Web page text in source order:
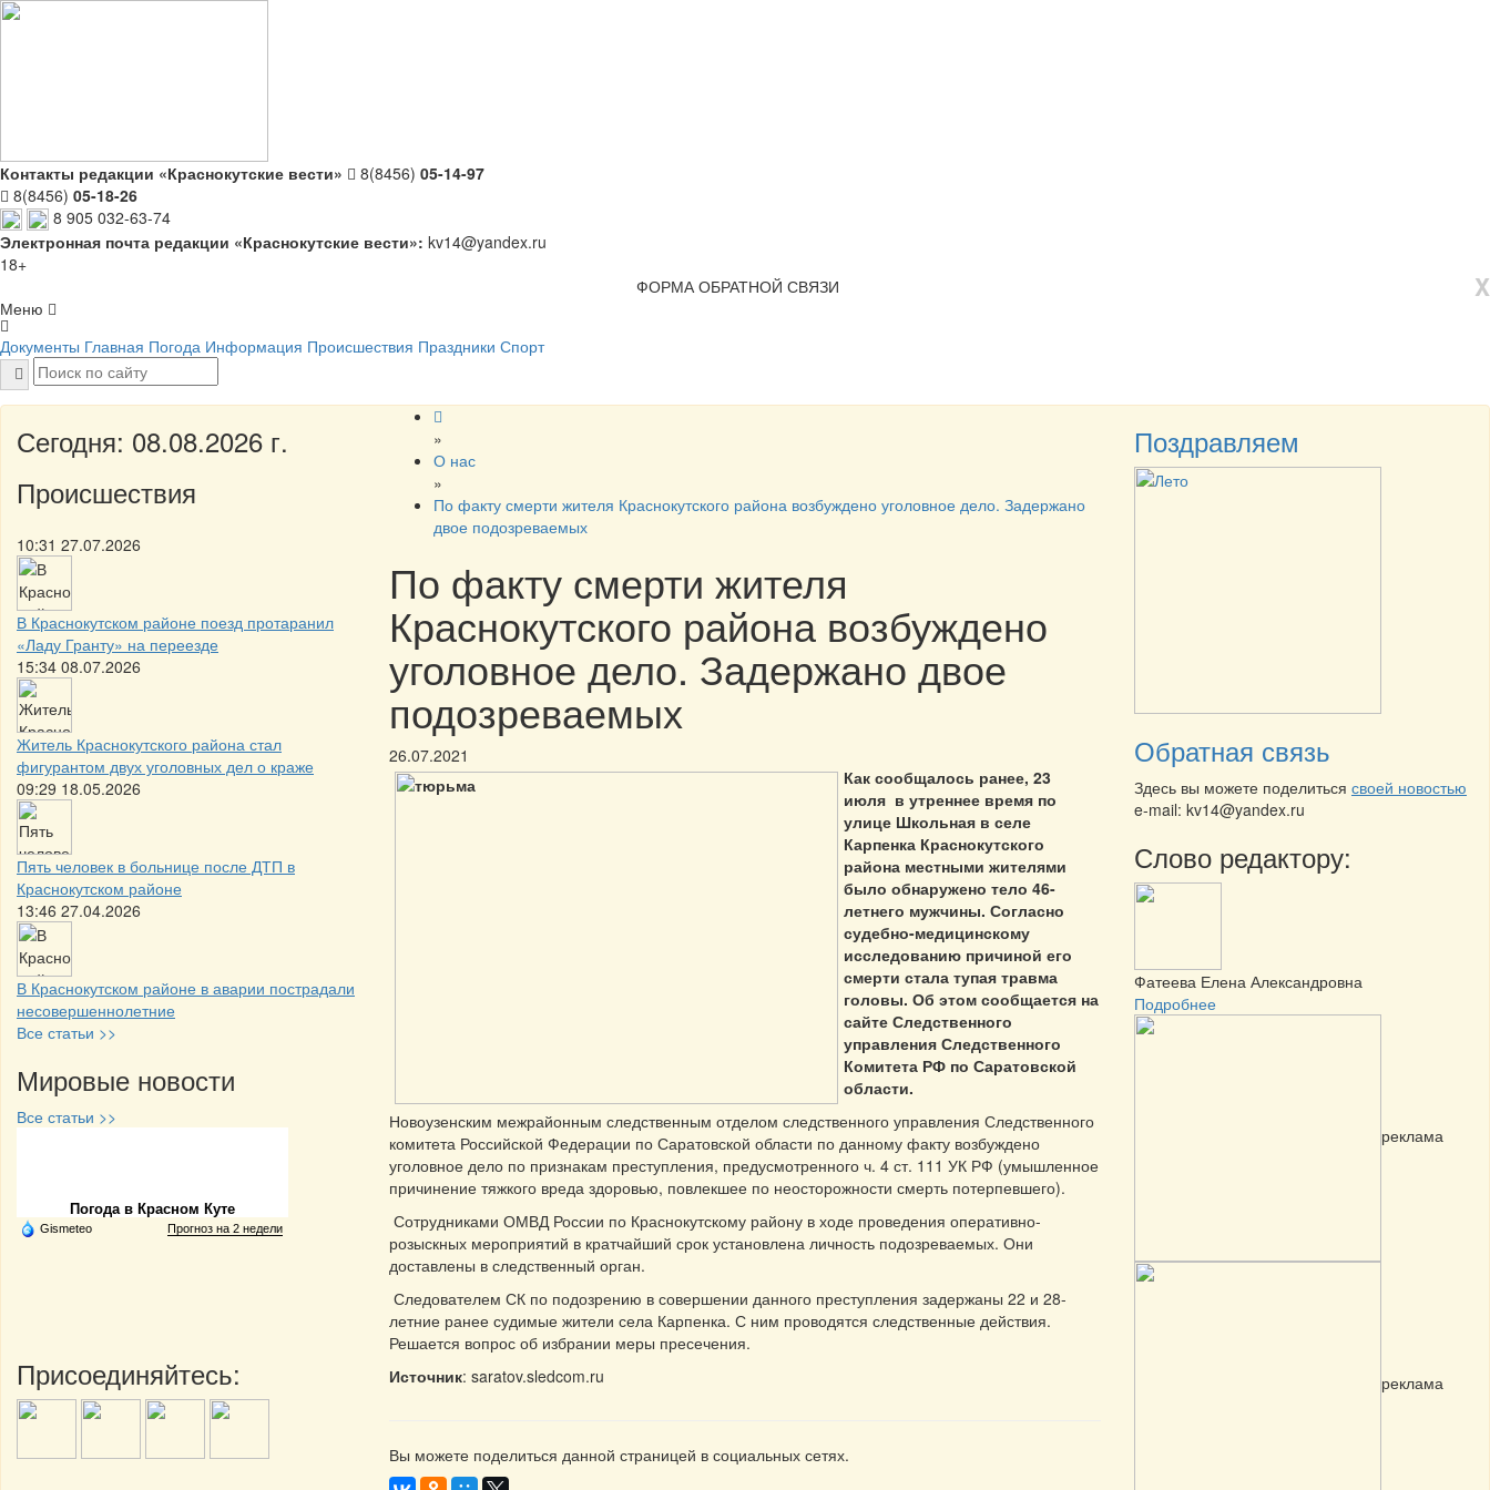
Контакты редакции «Краснокутские вести» 8(8456) 05-14-97
8(8456) 05-18-26
8 905 032-63-74
Электронная почта редакции «Краснокутские вести»: kv14@yandex.ru
18+
X
ФОРМА ОБРАТНОЙ СВЯЗИ
Меню
Документы Главная Погода Информация Происшествия Праздники Спорт
Сегодня: 08.08.2026 г.
Происшествия
10:31 27.07.2026
В Краснокутском районе поезд протаранил
«Ладу Гранту» на переезде
15:34 08.07.2026
Житель Краснокутского района стал
фигурантом двух уголовных дел о краже
09:29 18.05.2026
Пять человек в больнице после ДТП в
Краснокутском районе
13:46 27.04.2026
В Краснокутском районе в аварии пострадали
несовершеннолетние
Все статьи >>
Мировые новости
Все статьи >>
Погода в Красном Куте
Gismeteo Прогноз на 2 недели
Присоединяйтесь:
»
О нас
»
По факту смерти жителя Краснокутского района возбуждено уголовное дело. Задержано
двое подозреваемых
По факту смерти жителя
Краснокутского района возбуждено
уголовное дело. Задержано двое
подозреваемых
26.07.2021
Как сообщалось ранее, 23
июля в утреннее время по
улице Школьная в селе
Карпенка Краснокутского
района местными жителями
было обнаружено тело 46-
летнего мужчины. Согласно
судебно-медицинскому
исследованию причиной его
смерти стала тупая травма
головы. Об этом сообщается на
сайте Следственного
управления Следственного
Комитета РФ по Саратовской
области.
Новоузенским межрайонным следственным отделом следственного управления Следственного
комитета Российской Федерации по Саратовской области по данному факту возбуждено
уголовное дело по признакам преступления, предусмотренного ч. 4 ст. 111 УК РФ (умышленное
причинение тяжкого вреда здоровью, повлекшее по неосторожности смерть потерпевшего).
Сотрудниками ОМВД России по Краснокутскому району в ходе проведения оперативно-
розыскных мероприятий в кратчайший срок установлена личность подозреваемых. Они
доставлены в следственный орган.
Следователем СК по подозрению в совершении данного преступления задержаны 22 и 28-
летние ранее судимые жители села Карпенка. С ним проводятся следственные действия.
Решается вопрос об избрании меры пресечения.
Источник: saratov.sledcom.ru
Вы можете поделиться данной страницей в социальных сетях.
Поздравляем
Обратная связь
Здесь вы можете поделиться своей новостью
e-mail: kv14@yandex.ru
Слово редактору:
Фатеева Елена Александровна
Подробнее
реклама
реклама